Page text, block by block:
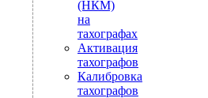
(НКМ)
на
тахографах
Активация
тахографов
Калибровка
тахографов